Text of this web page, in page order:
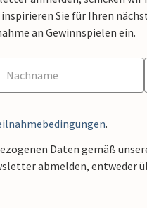
Sie für Ihren
an Gewinnspielen ein.
.
Daten gemäß
abmelden, entweder